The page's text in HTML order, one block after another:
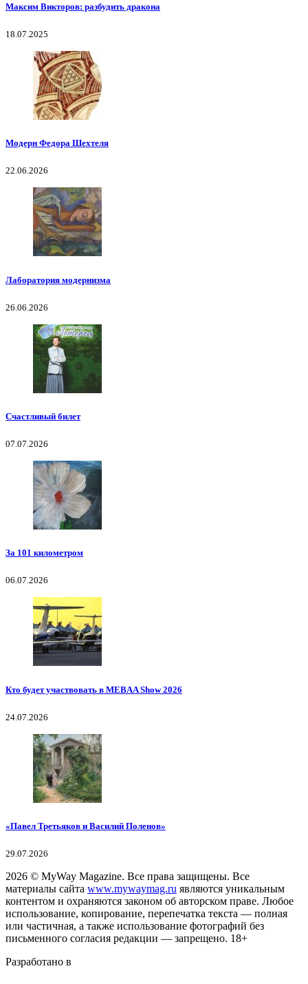
Максим Викторов: разбудить дракона
18.07.2025
Модерн Федора Шехтеля
22.06.2026
Лаборатория модернизма
26.06.2026
Счастливый билет
07.07.2026
За 101 километром
06.07.2026
Кто будет участвовать в MEBAA Show 2026
24.07.2026
«Павел Третьяков и Василий Поленов»
29.07.2026
2026 © MyWay Magazine. Все права защищены. Все
материалы сайта www.mywaymag.ru являются уникальным
контентом и охраняются законом об авторском праве. Любое
использование, копирование, перепечатка текста — полная
или частичная, а также использование фотографий без
письменного согласия редакции — запрещено. 18+
Разработано в